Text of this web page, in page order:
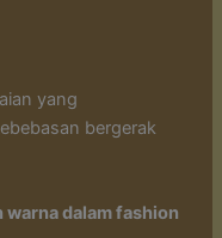
yang
bergerak
warna dalam fashion